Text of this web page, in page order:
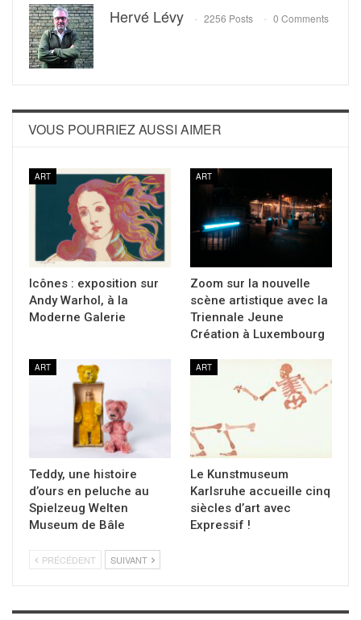
Hervé Lévy 2256 Posts 0 Comments
VOUS POURRIEZ AUSSI AIMER
ART
Icônes : exposition sur
Andy Warhol, à la
Moderne Galerie
ART
Zoom sur la nouvelle
scène artistique avec la
Triennale Jeune
Création à Luxembourg
ART
Teddy, une histoire
d’ours en peluche au
Spielzeug Welten
Museum de Bâle
ART
Le Kunstmuseum
Karlsruhe accueille cinq
siècles d’art avec
Expressif !
PRÉCÉDENT SUIVANT